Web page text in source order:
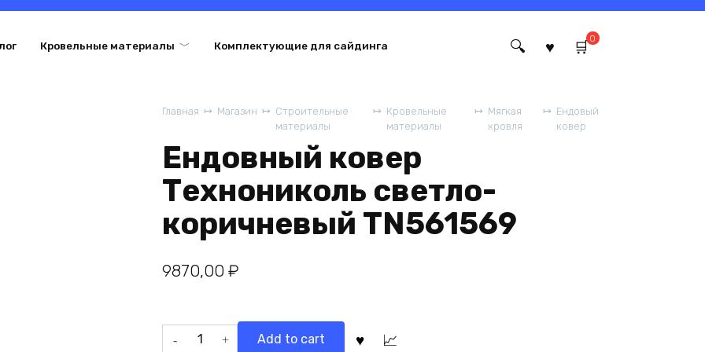
Кровельные материалы Комплектующие для сайдинга
0
Главная Магазин
Строительные
материалы
Кровельные
материалы
Мягкая
кровля
Ендовый
ковер
Ендовный ковер
Технониколь светло-
коричневый TN561569
9870,00 ₽
Ендовный
Add to cart